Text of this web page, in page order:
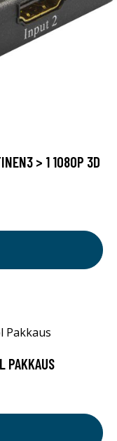
> 1 1080P 3D
PAKKAUS